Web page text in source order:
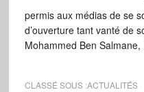
permis aux médias de se
d’ouverture tant vanté de
Mohammed Ben
CLASSÉ SOUS :ACTUALITÉS